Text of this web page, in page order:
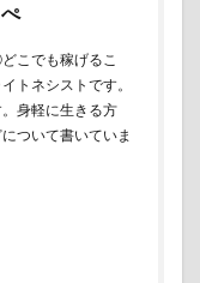
こでも稼げるこ
トネシストです。
身軽に生きる方
ついて書いていま